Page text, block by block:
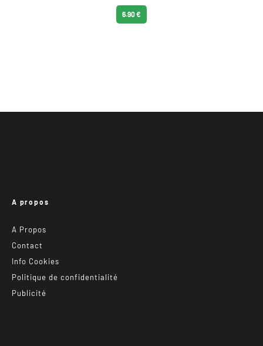
6.90 €
A propos
A Propos
Contact
Info Cookies
Politique de confidentialité
Publicité